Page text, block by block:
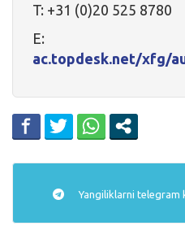
T: +31 (0)20 525 8780
ac.topdesk.net/xfg/
Yangiliklarni telegram